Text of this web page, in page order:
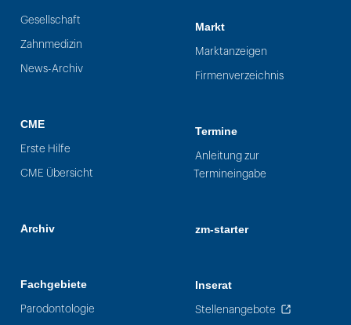
Gesellschaft
Zahnmedizin
News-Archiv
CME
Erste Hilfe
CME Übersicht
Archiv
Fachgebiete
Parodontologie
Markt
Marktanzeigen
Firmenverzeichnis
Termine
Anleitung zur
Termineingabe
zm-starter
Inserat
Stellenangebote